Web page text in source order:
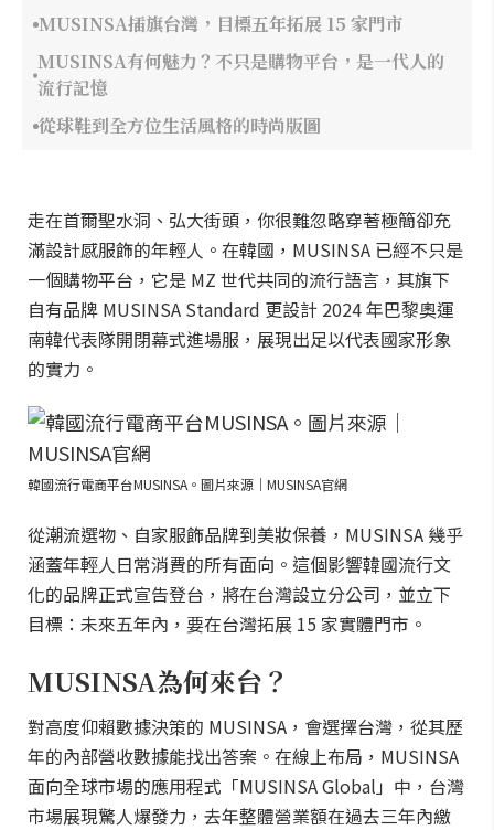
MUSINSA插旗台灣，目標五年拓展 15 家門市
MUSINSA有何魅力？不只是購物平台，是一代人的
流行記憶
從球鞋到全方位生活風格的時尚版圖
走在首爾聖水洞、弘大街頭，你很難忽略穿著極簡卻充
滿設計感服飾的年輕人。在韓國，MUSINSA 已經不只是
一個購物平台，它是 MZ 世代共同的流行語言，其旗下
自有品牌 MUSINSA Standard 更設計 2024 年巴黎奧運
南韓代表隊開閉幕式進場服，展現出足以代表國家形象
的實力。
韓國流行電商平台MUSINSA。圖片來源｜MUSINSA官網
從潮流選物、自家服飾品牌到美妝保養，MUSINSA 幾乎
涵蓋年輕人日常消費的所有面向。這個影響韓國流行文
化的品牌正式宣告登台，將在台灣設立分公司，並立下
目標：未來五年內，要在台灣拓展 15 家實體門市。
MUSINSA為何來台？
對高度仰賴數據決策的 MUSINSA，會選擇台灣，從其歷
年的內部營收數據能找出答案。在線上布局，MUSINSA
面向全球市場的應用程式「MUSINSA Global」中，台灣
市場展現驚人爆發力，去年整體營業額在過去三年內繳